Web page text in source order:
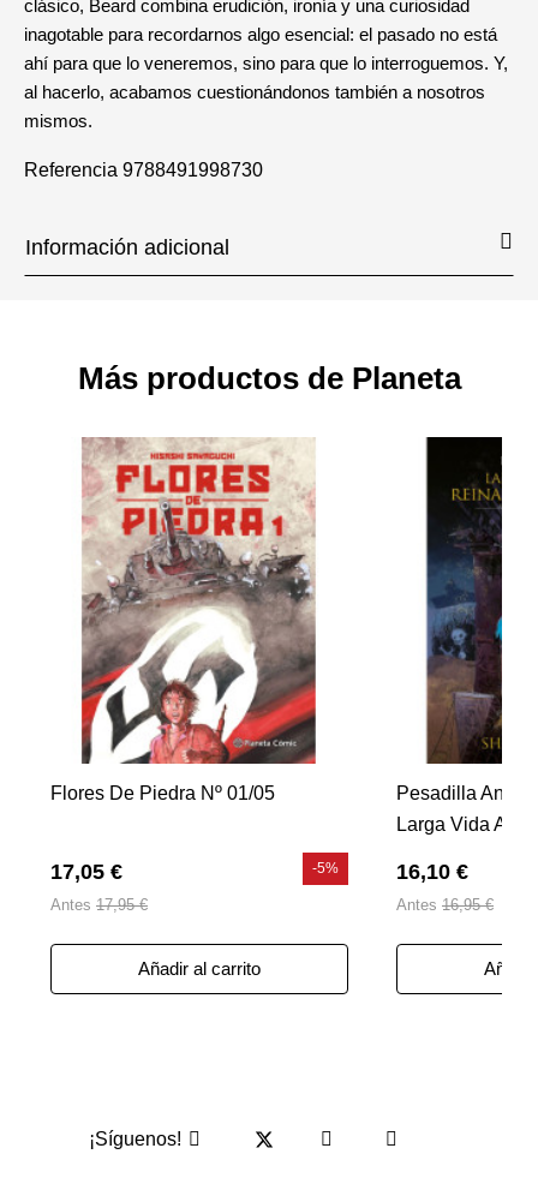
clásico, Beard combina erudición, ironía y una curiosidad
inagotable para recordarnos algo esencial: el pasado no está
ahí para que lo veneremos, sino para que lo interroguemos. Y,
al hacerlo, acabamos cuestionándonos también a nosotros
mismos.
Referencia 9788491998730
Información adicional
Más productos de Planeta
Flores De Piedra Nº 01/05
17,05 €
Antes 17,95 €
-5%
Añadir al carrito
Pesadilla Antes
Larga Vida A
16,10 €
Antes 16,95 €
¡Síguenos!